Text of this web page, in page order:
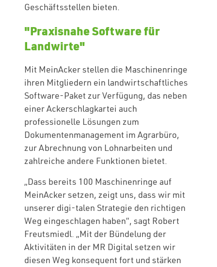
Geschäftsstellen bieten.
"Praxisnahe Software für
Landwirte"
Mit MeinAcker stellen die Maschinenringe
ihren Mitgliedern ein landwirtschaftliches
Software-Paket zur Verfügung, das neben
einer Ackerschlagkartei auch
professionelle Lösungen zum
Dokumentenmanagement im Agrarbüro,
zur Abrechnung von Lohnarbeiten und
zahlreiche andere Funktionen bietet.
„Dass bereits 100 Maschinenringe auf
MeinAcker setzen, zeigt uns, dass wir mit
unserer digi-talen Strategie den richtigen
Weg eingeschlagen haben“, sagt Robert
Freutsmiedl. „Mit der Bündelung der
Aktivitäten in der MR Digital setzen wir
diesen Weg konsequent fort und stärken